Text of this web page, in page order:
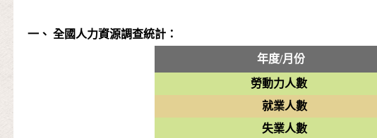
一、 全國人力資源調查統計：
年度/月份
勞動力人數
就業人數
失業人數